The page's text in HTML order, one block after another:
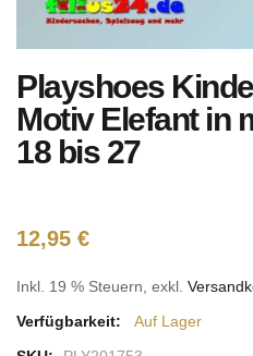
Anfang
der
Bildgalerie
springen
Playshoes
Motiv Elefant in
18 bis 27
12,95 €
Inkl. 19 % Steuern exkl.
Verfügbarkeit:
Auf Lager